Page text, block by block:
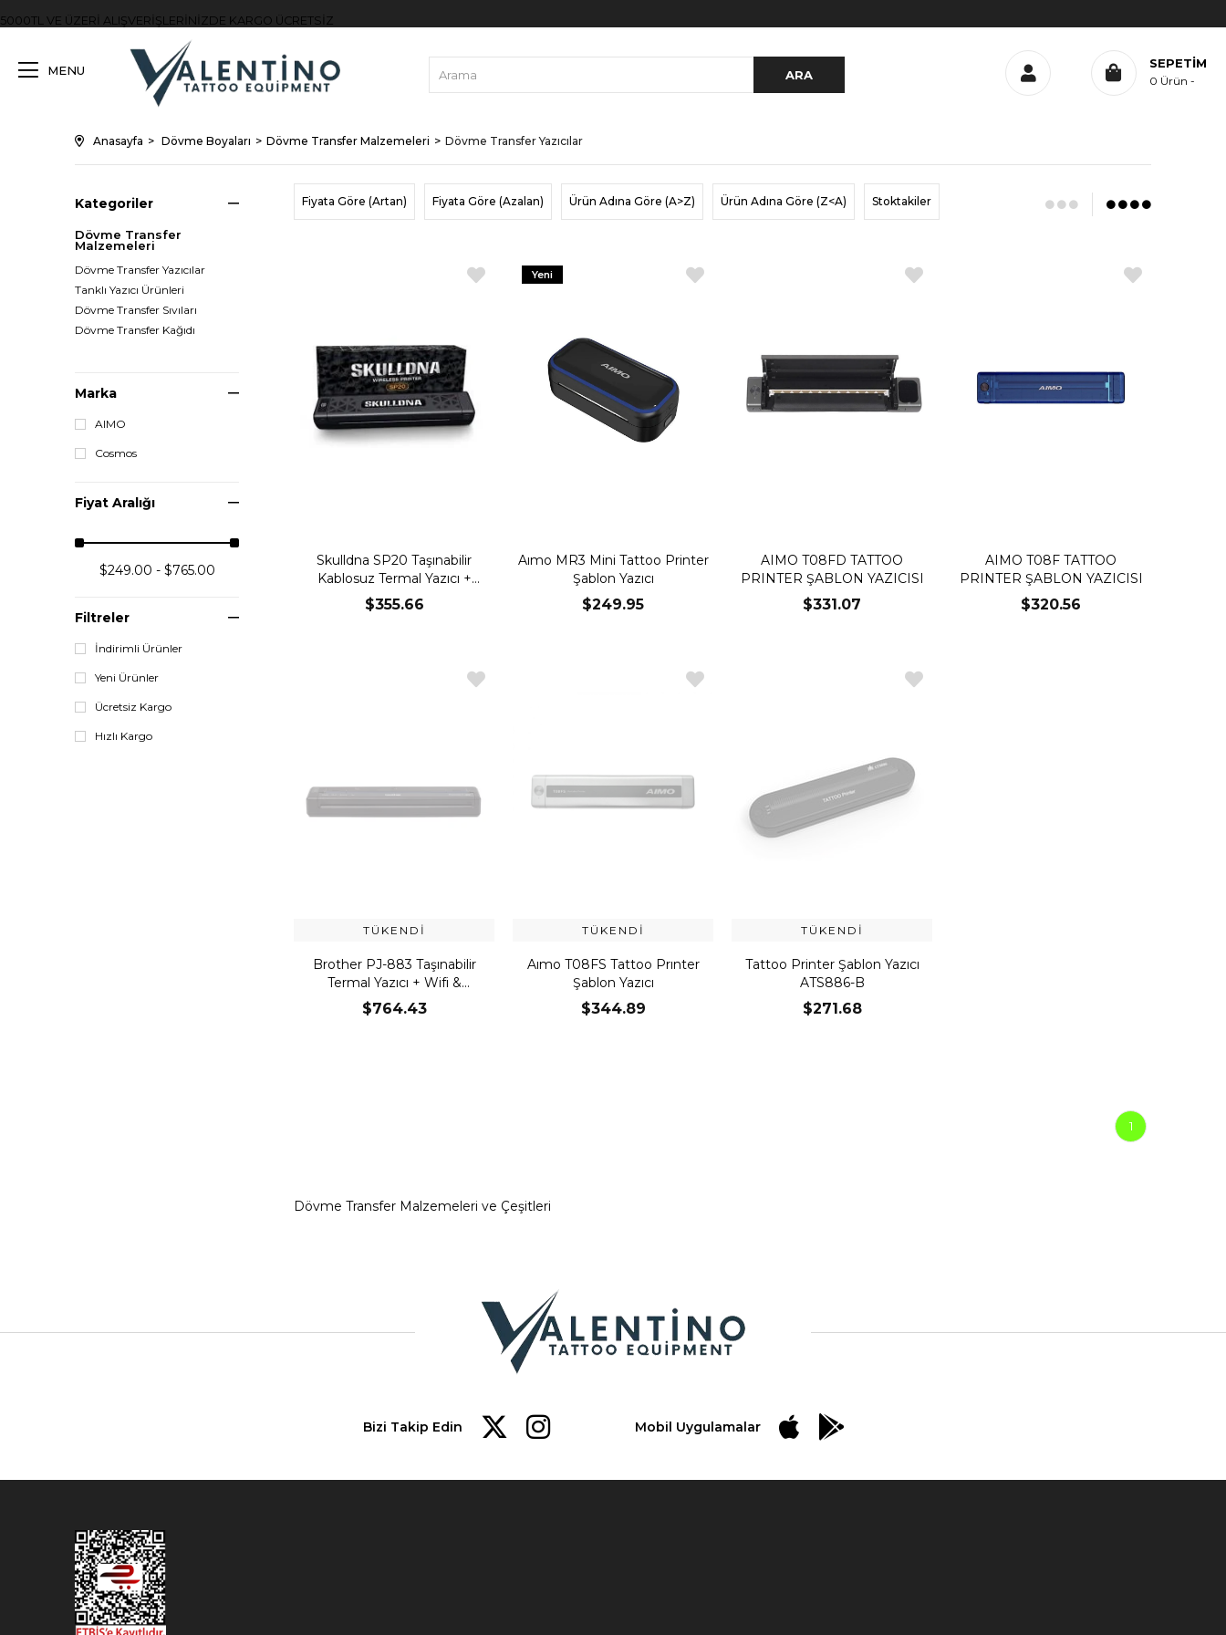
5000TL VE ÜZERİ ALIŞVERİŞLERİNİZDE KARGO ÜCRETSİZ
MENU SEPETIM
0 Ürün
Anasayfa Dövme Boyaları Dövme Transfer Malzemeleri Dövme Transfer Yazıcılar
Kategoriler
Dövme Transfer
Malzemeleri
Dövme Transfer Yazıcılar
Tanklı Yazıcı Ürünleri
Dövme Transfer Sıvıları
Dövme Transfer Kağıdı
Marka
AIMO
Cosmos
Fiyat Aralığı
$249.00 - $765.00
Filtreler
İndirimli Ürünler
Yeni Ürünler
Ücretsiz Kargo
Hızlı Kargo
Fiyata Göre (Artan) Fiyata Göre (Azalan) Ürün Adına Göre (A>Z) Ürün Adına Göre (Z<A) Stoktakiler
Skulldna SP20 Taşınabilir
Kablosuz Termal Yazıcı +
Bluetooth 5.0
$355.66
Aımo MR3 Mini Tattoo Printer
Şablon Yazıcı
$249.95
Yeni
AIMO T08FD TATTOO
PRINTER ŞABLON YAZICISI
$331.07
AIMO T08F TATTOO
PRINTER ŞABLON YAZICISI
$320.56
TÜKENDI
Brother PJ-883 Taşınabilir
Termal Yazıcı + Wifi &
Bluetooth
$764.43
TÜKENDI
Aımo T08FS Tattoo Prınter
Şablon Yazıcı
$344.89
TÜKENDI
Tattoo Printer Şablon Yazıcı
ATS886-B
$271.68
1
Dövme Transfer Malzemeleri ve Çeşitleri
Bizi Takip Edin Mobil Uygulamalar